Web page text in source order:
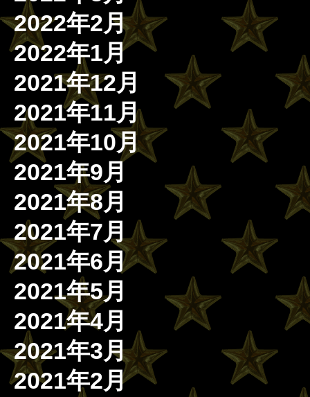
2022年2月
2022年1月
2021年12月
2021年11月
2021年10月
2021年9月
2021年8月
2021年7月
2021年6月
2021年5月
2021年4月
2021年3月
2021年2月